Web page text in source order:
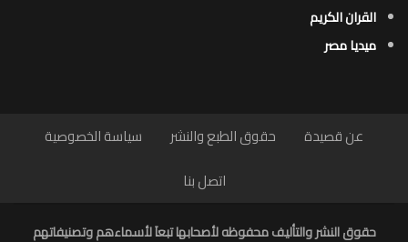
القران الكريم
ميديا مصر
عن قصيدة حقوق الطبع والنشر
سياسة الخصوصية
اتصل بنا
حقوق النشر والتأليف محفوظه لأصحابها تبعاَ لأسماءهم وتصنيفاتهم